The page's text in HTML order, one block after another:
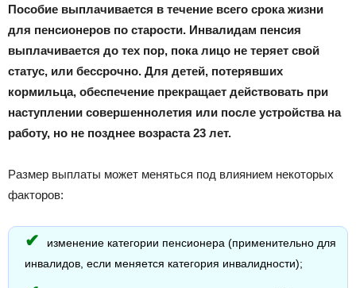
Пособие выплачивается в течение всего срока жизни
для пенсионеров по старости. Инвалидам пенсия
выплачивается до тех пор, пока лицо не теряет свой
статус, или бессрочно. Для детей, потерявших
кормильца, обеспечение прекращает действовать при
наступлении совершеннолетия или после устройства на
работу, но не позднее возраста 23 лет.
Размер выплаты может меняться под влиянием некоторых
факторов:
изменение категории пенсионера (применительно для
инвалидов, если меняется категория инвалидности);